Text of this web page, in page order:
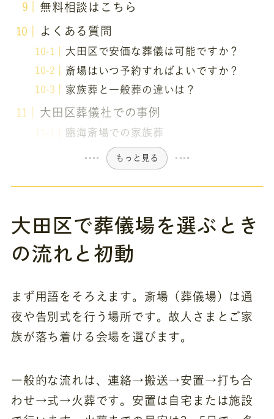
無料相談はこちら
よくある質問
大田区で安価な葬儀は可能ですか？
斎場はいつ予約すればよいですか？
家族葬と一般葬の違いは？
大田区葬儀社での事例
臨海斎場での家族葬
もっと見る
大田区で葬儀場を選ぶとき
の流れと初動
まず用語をそろえます。斎場（葬儀場）は通
夜や告別式を行う場所です。故人さまとご家
族が落ち着ける会場を選びます。
一般的な流れは、連絡→搬送→安置→打ち合
わせ→式→火葬です。安置は自宅または施設